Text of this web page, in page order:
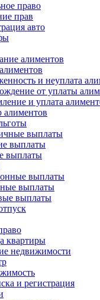
право
прав
авто
алиментов
и неуплата
от уплаты
и уплата
алиментов
выплаты
выплаты
выплаты
выплаты
выплаты
выплаты
квартиры
недвижимости
и регистрация